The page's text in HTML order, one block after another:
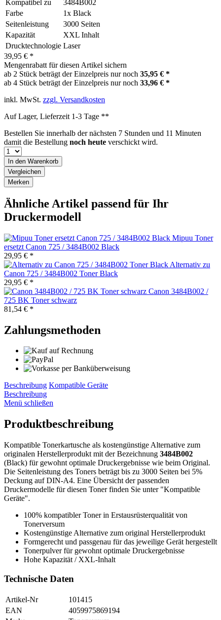
Kompatibel zu
3484B002
Farbe
1x Black
Seitenleistung
3000 Seiten
Kapazität
XXL Inhalt
Drucktechnologie Laser
39,95 € *
Mengenrabatt für diesen Artikel sichern
ab 2 Stück beträgt der Einzelpreis nur noch 35,95 € *
ab 4 Stück beträgt der Einzelpreis nur noch 33,96 € *
inkl. MwSt. zzgl. Versandkosten
Auf Lager, Lieferzeit 1-3 Tage **
Bestellen Sie innerhalb der nächsten 7 Stunden und 11 Minuten
damit die Bestellung noch heute verschickt wird.
In den Warenkorb
Vergleichen
Merken
Ähnliche Artikel passend für Ihr
Druckermodell
Mipuu Toner
ersetzt Canon 725 / 3484B002 Black
29,95 € *
Alternativ zu
Canon 725 / 3484B002 Toner Black
29,95 € *
Canon 3484B002 /
725 BK Toner schwarz
81,54 € *
Zahlungsmethoden
Beschreibung Kompatible Geräte
Beschreibung
Menü schließen
Produktbeschreibung
Kompatible Tonerkartusche als kostengünstige Alternative zum
originalen Herstellerprodukt mit der Bezeichnung 3484B002
(Black) für gewohnt optimale Druckergebnisse wie beim Original.
Die Seitenleistung des Toners beträgt bis zu 3000 Seiten bei 5%
Deckung auf DIN-A4. Eine Übersicht der passenden
Druckermodelle für diesen Toner finden Sie unter "Kompatible
Geräte".
100% kompatibler Toner in Erstausrüsterqualität von
Tonerversum
Kostengünstige Alternative zum original Herstellerprodukt
Formgerecht und passgenau für das jeweilige Gerät hergestellt
Tonerpulver für gewohnt optimale Druckergebnisse
Hohe Kapazität / XXL-Inhalt
Technische Daten
Artikel-Nr
101415
EAN
4059975869194